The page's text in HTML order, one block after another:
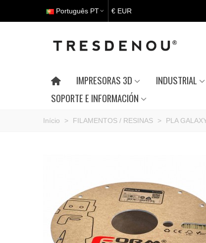
Português PT € EUR
IMPRESORAS 3D INDUSTRIAL
SOPORTE E INFORMACIÓN
Início > FILAMENTOS / RESINAS > PLA